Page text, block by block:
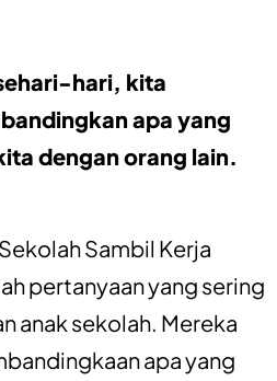
hari, kita
apa yang
dengan orang lain.
Sambil Kerja
pertanyaan yang sering
anak sekolah. Mereka
apa yang